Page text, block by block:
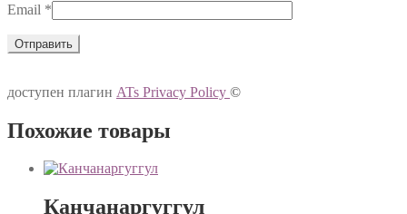
Email *
доступен плагин ATs Privacy Policy ©
Похожие товары
Канчанаргуггул